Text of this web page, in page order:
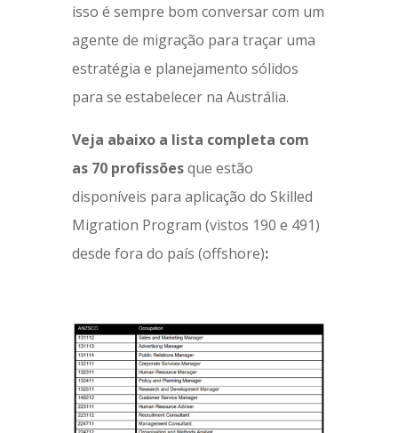
isso é sempre bom conversar com um
agente de migração para traçar uma
estratégia e planejamento sólidos
para se estabelecer na Austrália.
Veja abaixo a lista completa com
as 70 profissõesque estão
disponíveis para aplicação do Skilled
Migration Program (vistos 190 e 491)
desde fora do país (offshore):